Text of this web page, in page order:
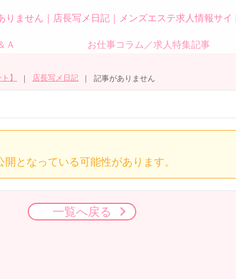
りません｜店長写メ日記｜メンズエステ求人情報サイ
Ａ お仕事コラム／求人特集記事
】 店長写メ日記 記事がありません
となっている可能性があります。
一覧へ戻る